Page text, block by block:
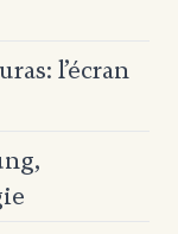
l’écran